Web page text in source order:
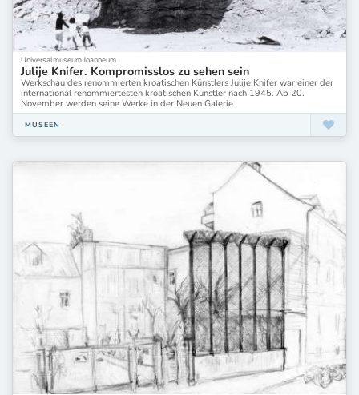
Universalmuseum Joanneum
Julije Knifer. Kompromisslos zu sehen sein
Werkschau des renommierten kroatischen Künstlers Julije Knifer war einer der
international renommiertesten kroatischen Künstler nach 1945. Ab 20.
November werden seine Werke in der Neuen Galerie
MUSEEN